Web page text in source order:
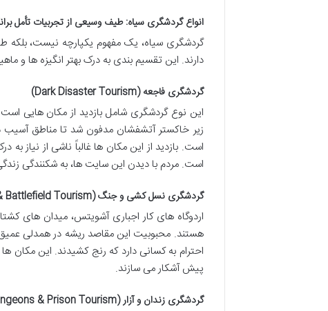
انواع گردشگری سیاه: طیف وسیعی از تجربیات تأمل
گردشگری سیاه، یک مفهوم یکپارچه نیست، بلکه
دارند. این تقسیم بندی به درک بهتر انگیزه ها و
گردشگری فاجعه (Dark Disaster Tourism)
این نوع گردشگری شامل بازدید از مکان هایی
زیر خاکستر آتشفشان مدفون شد تا مناطق آسیب
است. بازدید از این مکان ها غالباً ناشی از
است. مردم با دیدن این سایت ها، به شکنندگی
گردشگری نسل کشی و جنگ (Genocide & Battlefield Tourism)
اردوگاه های کار اجباری آشویتس، میدان های
هستند. محبوبیت این مقاصد ریشه در همدلی عمیق
احترام به کسانی دارد که رنج کشیدند. این
پیش آشکار می سازند.
گردشگری زندان و آزار (Dark Dungeons & Prison Tourism)